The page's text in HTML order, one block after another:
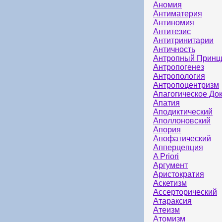
Аномия
Антиматерия
Антиномия
Антитезис
Антитринитарии
Античность
Антропный
Антропогенез
Антропология
Антропоцентризм
Апагогическое
Апатия
Аподиктический
Аполлоновский
Апория
Апофатический
Апперцепция
A Priori
Аргумент
Аристократия
Аскетизм
Ассерторический
Атараксия
Атеизм
Атомизм